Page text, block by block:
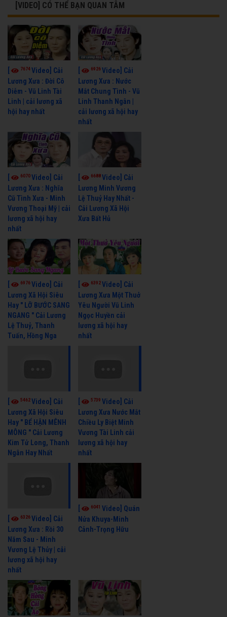
[VIDEO] CÓ THỂ BẠN QUAN TÂM
7674Video] Cải
Lương Xưa : Đời Cô
Diễm - Vũ Linh Tài
Linh | cải lương xã
hội hay nhất
6926Video] Cải
Lương Xưa : Nước
Mắt Chung Tình - Vũ
Linh Thanh Ngân |
cải lương xã hội hay
nhất
6070Video] Cải
Lương Xưa : Nghĩa
Cũ Tình Xưa - Minh
Vương Thoại Mỹ | cải
lương xã hội hay
nhất
6688Video] Cải
Lương Minh Vương
Lệ Thuỷ Hay Nhất -
Cải Lương Xã Hội
Xưa Bất Hủ
6976Video] Cải
Lương Xã Hội Siêu
Hay " LỠ BƯỚC SANG
NGANG " Cải Lương
Lệ Thuỷ, Thanh
Tuấn, Hồng Nga
6392Video] Cải
Lương Xưa Một Thuở
Yêu Người Vũ Linh
Ngọc Huyền cải
lương xã hội hay
nhất
5462Video] Cải
Lương Xã Hội Siêu
Hay " BỂ HẬN MÊNH
MÔNG " Cải Lương
Kim Tử Long, Thanh
Ngân Hay Nhất
5739Video] Cải
Lương Xưa Nước Mắt
Chiều Ly Biệt Minh
Vương Tài Linh cải
lương xã hội hay
nhất
6326Video] Cải
Lương Xưa : Rồi 30
Năm Sau - Minh
Vương Lệ Thủy | cải
lương xã hội hay
nhất
6041Video] Quán
Nửa Khuya-Minh
Cảnh-Trọng Hữu